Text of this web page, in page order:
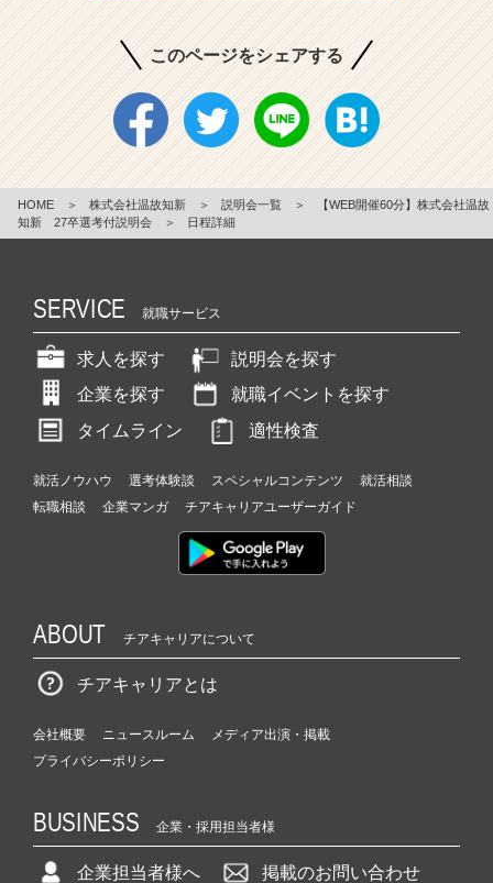
このページをシェアする
HOME ＞ 株式会社温故知新 ＞ 説明会一覧 ＞
【WEB開催60分】株式会社温故
知新 27卒選考付説明会
＞ 日程詳細
SERVICE 就職サービス
求人を探す
説明会を探す
企業を探す
就職イベントを探す
タイムライン
適性検査
就活ノウハウ 選考体験談 スペシャルコンテンツ
就活相談
転職相談
企業マンガ チアキャリアユーザーガイド
ABOUT チアキャリアについて
チアキャリアとは
会社概要 ニュースルーム
メディア出演・掲載
プライバシーポリシー
BUSINESS 企業・採用担当者様
企業担当者様へ 掲載のお問い合わせ